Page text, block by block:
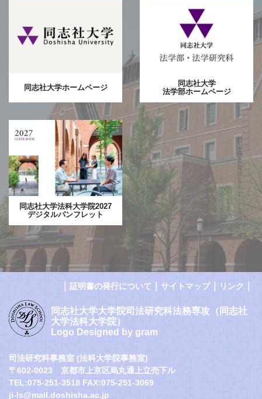
同志社大学ホームページ
同志社大学
法学部ホームページ
同志社大学法科大学院2027
デジタルパンフレット
証明書の発行について サイトマップ｜ リンク
同志社大学大学院司法研究科法務専攻（同志社
大学法科大学院）
Logo Designed by gram
司法研究科事務室 (法科大学院事務室)
〒602-0023 京都市上京区烏丸通上立売下ル
TEL:075-251-3518 FAX:075-251-3069
ji-ls@mail.doshisha.ac.jp